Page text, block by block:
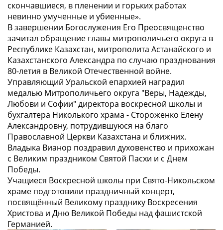
скончавшиеся, в пленении и горьких работах
невинно умученные и убиенные».
В завершении Богослужения Его Преосвященство
зачитал обращение главы митрополичьего округа в
Республике Казахстан, митрополита Астанайского и
Казахстанского Александра по случаю празднования
80-летия в Великой Отечественной войне.
Управляющий Уральской епархией наградил
медалью Митрополичьего округа "Веры, Надежды,
Любови и Софии" директора воскресной школы и
бухгалтера Николького храма - Стороженко Елену
Александровну, потрудившуюся на благо
Православной Церкви Казахстана и ближних.
Владыка Вианор поздравил духовенство и прихожан
с Великим праздником Святой Пасхи и с Днем
Победы.
Учащиеся Воскресной школы при Свято-Никольском
храме подготовили праздничный концерт,
посвящённый Великому празднику Воскресения
Христова и Дню Великой Победы над фашистской
Германией.